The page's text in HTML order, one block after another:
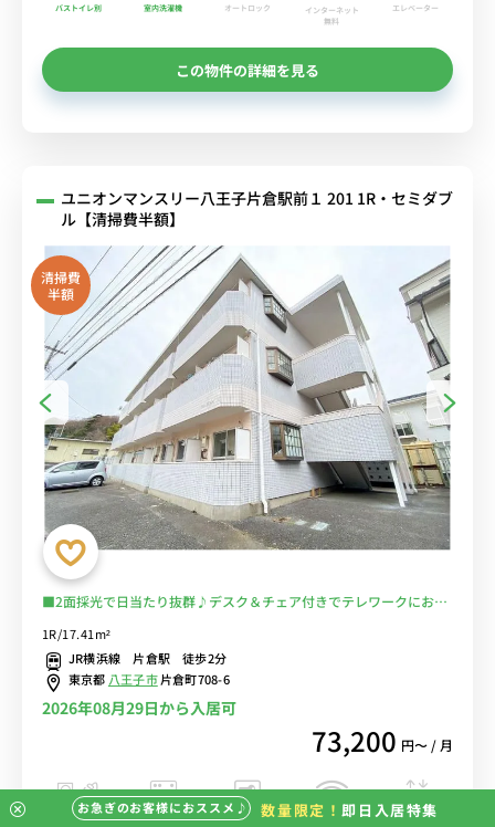
バストイレ別 室内洗濯機 オートロック
インターネット
無料
エレベーター
この物件の詳細を見る
ユニオンマンスリー八王子片倉駅前１ 201 1R・セミダブ
ル【清掃費半額】
清掃費
半額
■2面採光で日当たり抜群♪デスク＆チェア付きでテレワークにおす
分/八王子や町田へ乗換なしでアクセス可能/近隣の片倉城跡公園で充
実の休日も■選べるWi-Fi格安レンタル中！
1R/17.41m²
JR横浜線 片倉駅 徒歩2分
東京都 八王子市片倉町708-6
2026年08月29日から入居可
73,200 円〜 / 月
お急ぎのお客様におススメ♪ 数量限定！ 即日入居特集